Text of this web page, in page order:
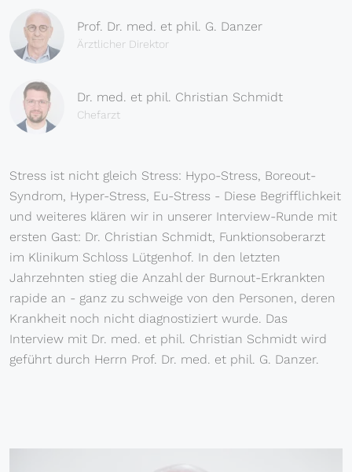
Prof. Dr. med. et phil. G. Danzer
Ärztlicher Direktor
Dr. med. et phil. Christian Schmidt
Chefarzt
Stress ist nicht gleich Stress: Hypo-Stress, Boreout-
Syndrom, Hyper-Stress, Eu-Stress - Diese Begrifflichkeit
und weiteres klären wir in unserer Interview-Runde mit
ersten Gast: Dr. Christian Schmidt, Funktionsoberarzt
im Klinikum Schloss Lütgenhof. In den letzten
Jahrzehnten stieg die Anzahl der Burnout-Erkrankten
rapide an - ganz zu schweige von den Personen, deren
Krankheit noch nicht diagnostiziert wurde. Das
Interview mit Dr. med. et phil. Christian Schmidt wird
geführt durch Herrn Prof. Dr. med. et phil. G. Danzer.